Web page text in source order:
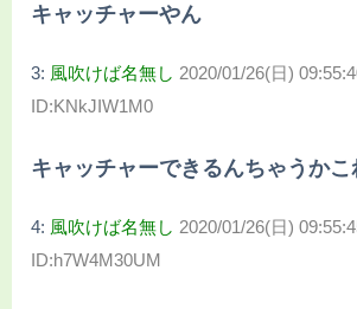
キャッチャーやん
3: 風吹けば名無し 2020/01/26(日)
ID:KNkJIW1M0
キャッチャーできるんちゃうかこ
4: 風吹けば名無し 2020/01/26(日)
ID:h7W4M30UM